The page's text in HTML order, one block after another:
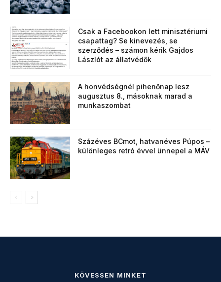
Csak a Facebookon lett minisztériumi
csapattag? Se kinevezés, se
szerződés – számon kérik Gajdos
Lászlót az állatvédők
A honvédségnél pihenőnap lesz
augusztus 8., másoknak marad a
munkaszombat
Százéves BCmot, hatvanéves Púpos –
különleges retró évvel ünnepel a MÁV
KÖVESSEN MINKET